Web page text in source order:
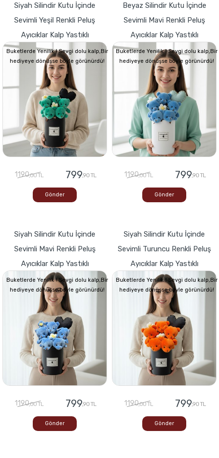
Siyah Silindir Kutu İçinde
Sevimli Yeşil Renkli Peluş
Ayıcıklar Kalp Yastıklı
Buketlerde Yenilik ! Sevgi dolu kalp,Bir
hediyeye dönüşse böyle görünürdü!
1190,00 TL 799,90 TL
Gönder
Beyaz Silindir Kutu İçinde
Sevimli Mavi Renkli Peluş
Ayıcıklar Kalp Yastıklı
Buketlerde Yenilik ! Sevgi dolu kalp,Bir
hediyeye dönüşse böyle görünürdü!
1190,00 TL 799,90 TL
Gönder
Siyah Silindir Kutu İçinde
Sevimli Mavi Renkli Peluş
Ayıcıklar Kalp Yastıklı
Buketlerde Yenilik ! Sevgi dolu kalp,Bir
hediyeye dönüşse böyle görünürdü!
1190,00 TL 799,90 TL
Gönder
Siyah Silindir Kutu İçinde
Sevimli Turuncu Renkli Peluş
Ayıcıklar Kalp Yastıklı
Buketlerde Yenilik ! Sevgi dolu kalp,Bir
hediyeye dönüşse böyle görünürdü!
1190,00 TL 799,90 TL
Gönder